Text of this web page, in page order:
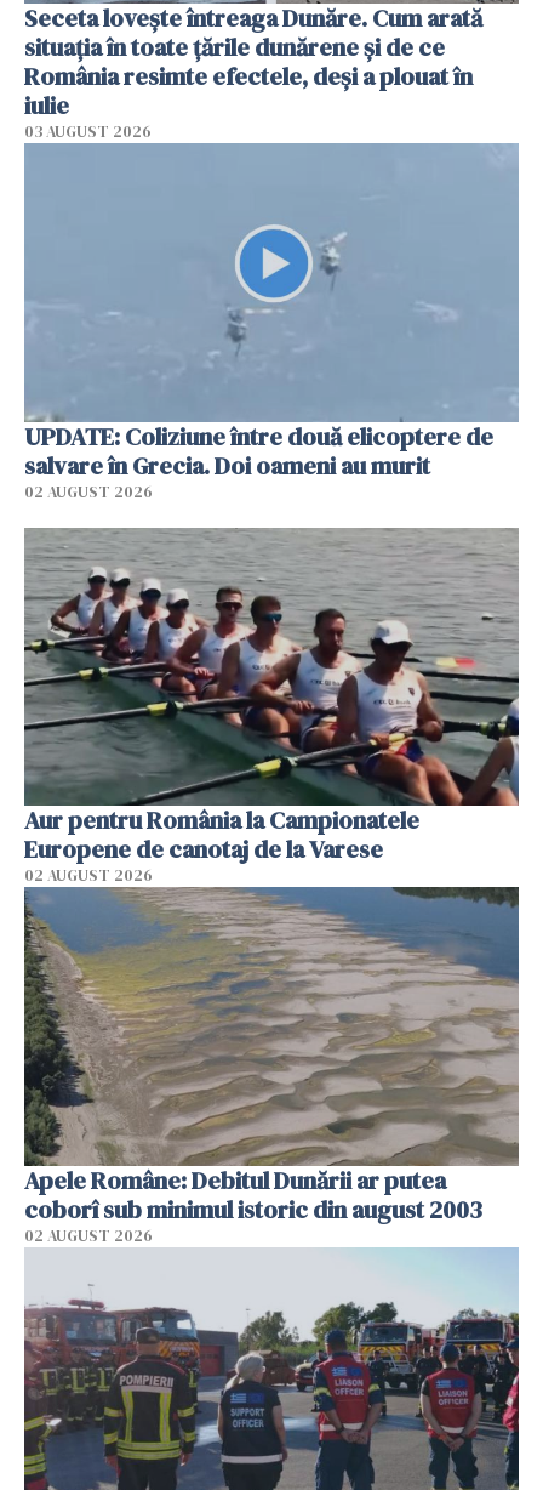
Seceta lovește întreaga Dunăre. Cum arată
situația în toate țările dunărene și de ce
România resimte efectele, deși a plouat în
iulie
03 AUGUST 2026
UPDATE: Coliziune între două elicoptere de
salvare în Grecia. Doi oameni au murit
02 AUGUST 2026
Aur pentru România la Campionatele
Europene de canotaj de la Varese
02 AUGUST 2026
Apele Române: Debitul Dunării ar putea
coborî sub minimul istoric din august 2003
02 AUGUST 2026